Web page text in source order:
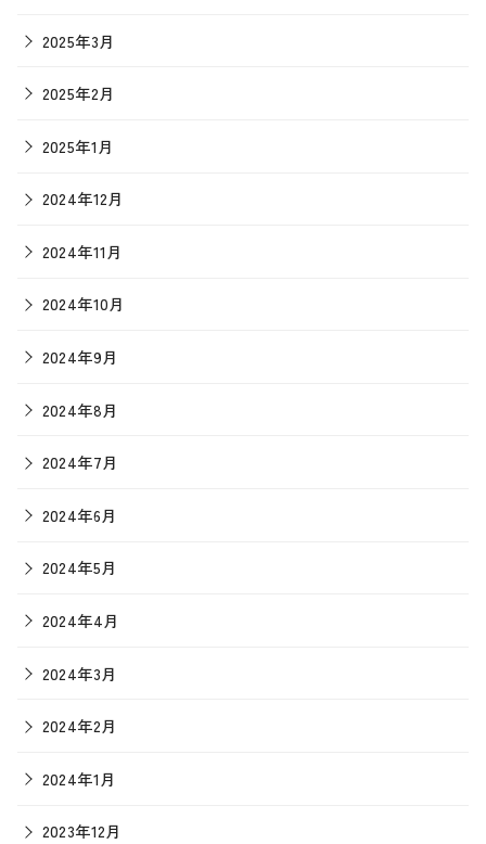
2025年3月
2025年2月
2025年1月
2024年12月
2024年11月
2024年10月
2024年9月
2024年8月
2024年7月
2024年6月
2024年5月
2024年4月
2024年3月
2024年2月
2024年1月
2023年12月